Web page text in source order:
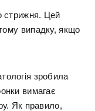
стрижня. Цей
випадку, якщо
зробила
вимагає
Як правило,